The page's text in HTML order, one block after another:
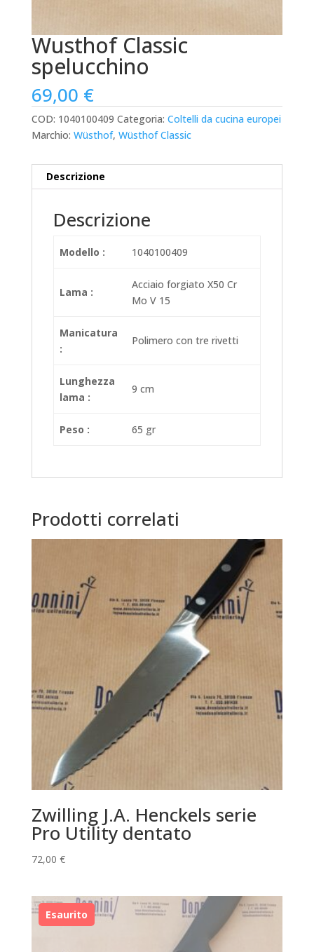
Wusthof Classic
spelucchino
69,00 €
COD: 1040100409 Categoria: Coltelli da cucina europei
Marchio: Wüsthof, Wüsthof Classic
Descrizione
Descrizione
Modello : 1040100409
Lama :
Acciaio forgiato X50 Cr
Mo V 15
Manicatura
:
Polimero con tre rivetti
Lunghezza
lama :
9 cm
Peso : 65 gr
Prodotti correlati
Zwilling J.A. Henckels serie
Pro Utility dentato
72,00 €